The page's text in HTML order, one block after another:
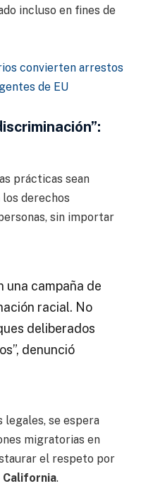
incluso en fines de
convierten arrestos
de EU
prácticas sean
derechos
sin importar
una campaña de
racial. No
deliberados
denunció
legales, se espera
migratorias en
el respeto por
California.